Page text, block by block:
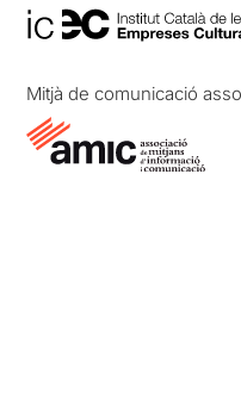
Mitjà de comunicació